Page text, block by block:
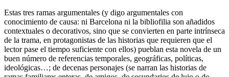
Estas tres ramas argumentales (y digo argumentales con
conocimiento de causa: ni Barcelona ni la bibliofilia son añadidos
contextuales o decorativos, sino que se convierten en parte intrínseca
de la trama, en protagonistas de las historias que requieren que el
lector pase el tiempo suficiente con ellos) pueblan esta novela de un
buen número de referencias temporales, geográficas, políticas,
ideológicas…; de decenas personajes (se narran las historias de